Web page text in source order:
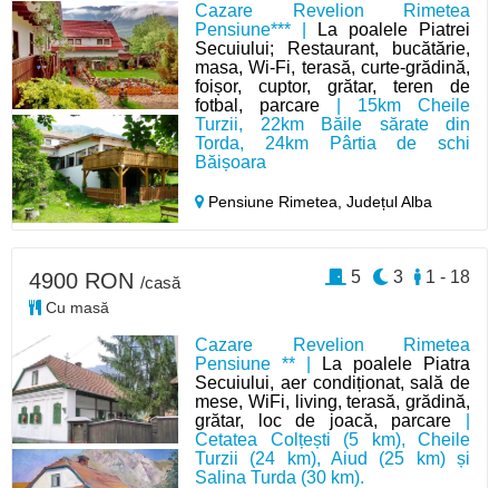
Cazare Revelion Rimetea
Pensiune*** |
La poalele Piatrei
Secuiului; Restaurant, bucătărie,
masa, Wi‑Fi, terasă, curte‑grădină,
foișor, cuptor, grătar, teren de
fotbal, parcare | 15km Cheile
Turzii, 22km Băile sărate din
Torda, 24km Pârtia de schi
Băișoara
Pensiune Rimetea,Județul Alba
Cazare Revelion Rimetea
Pensiune ** |
La poalele Piatra
Secuiului, aer condiționat, sală de
mese, WiFi, living, terasă, grădină,
grătar, loc de joacă, parcare
Cetatea Colțești (5 km), Cheile
Turzii (24 km), Aiud (25 km) și
Salina Turda (30 km).
4900 RON /casă
Cu masă
1 - 18
3
5